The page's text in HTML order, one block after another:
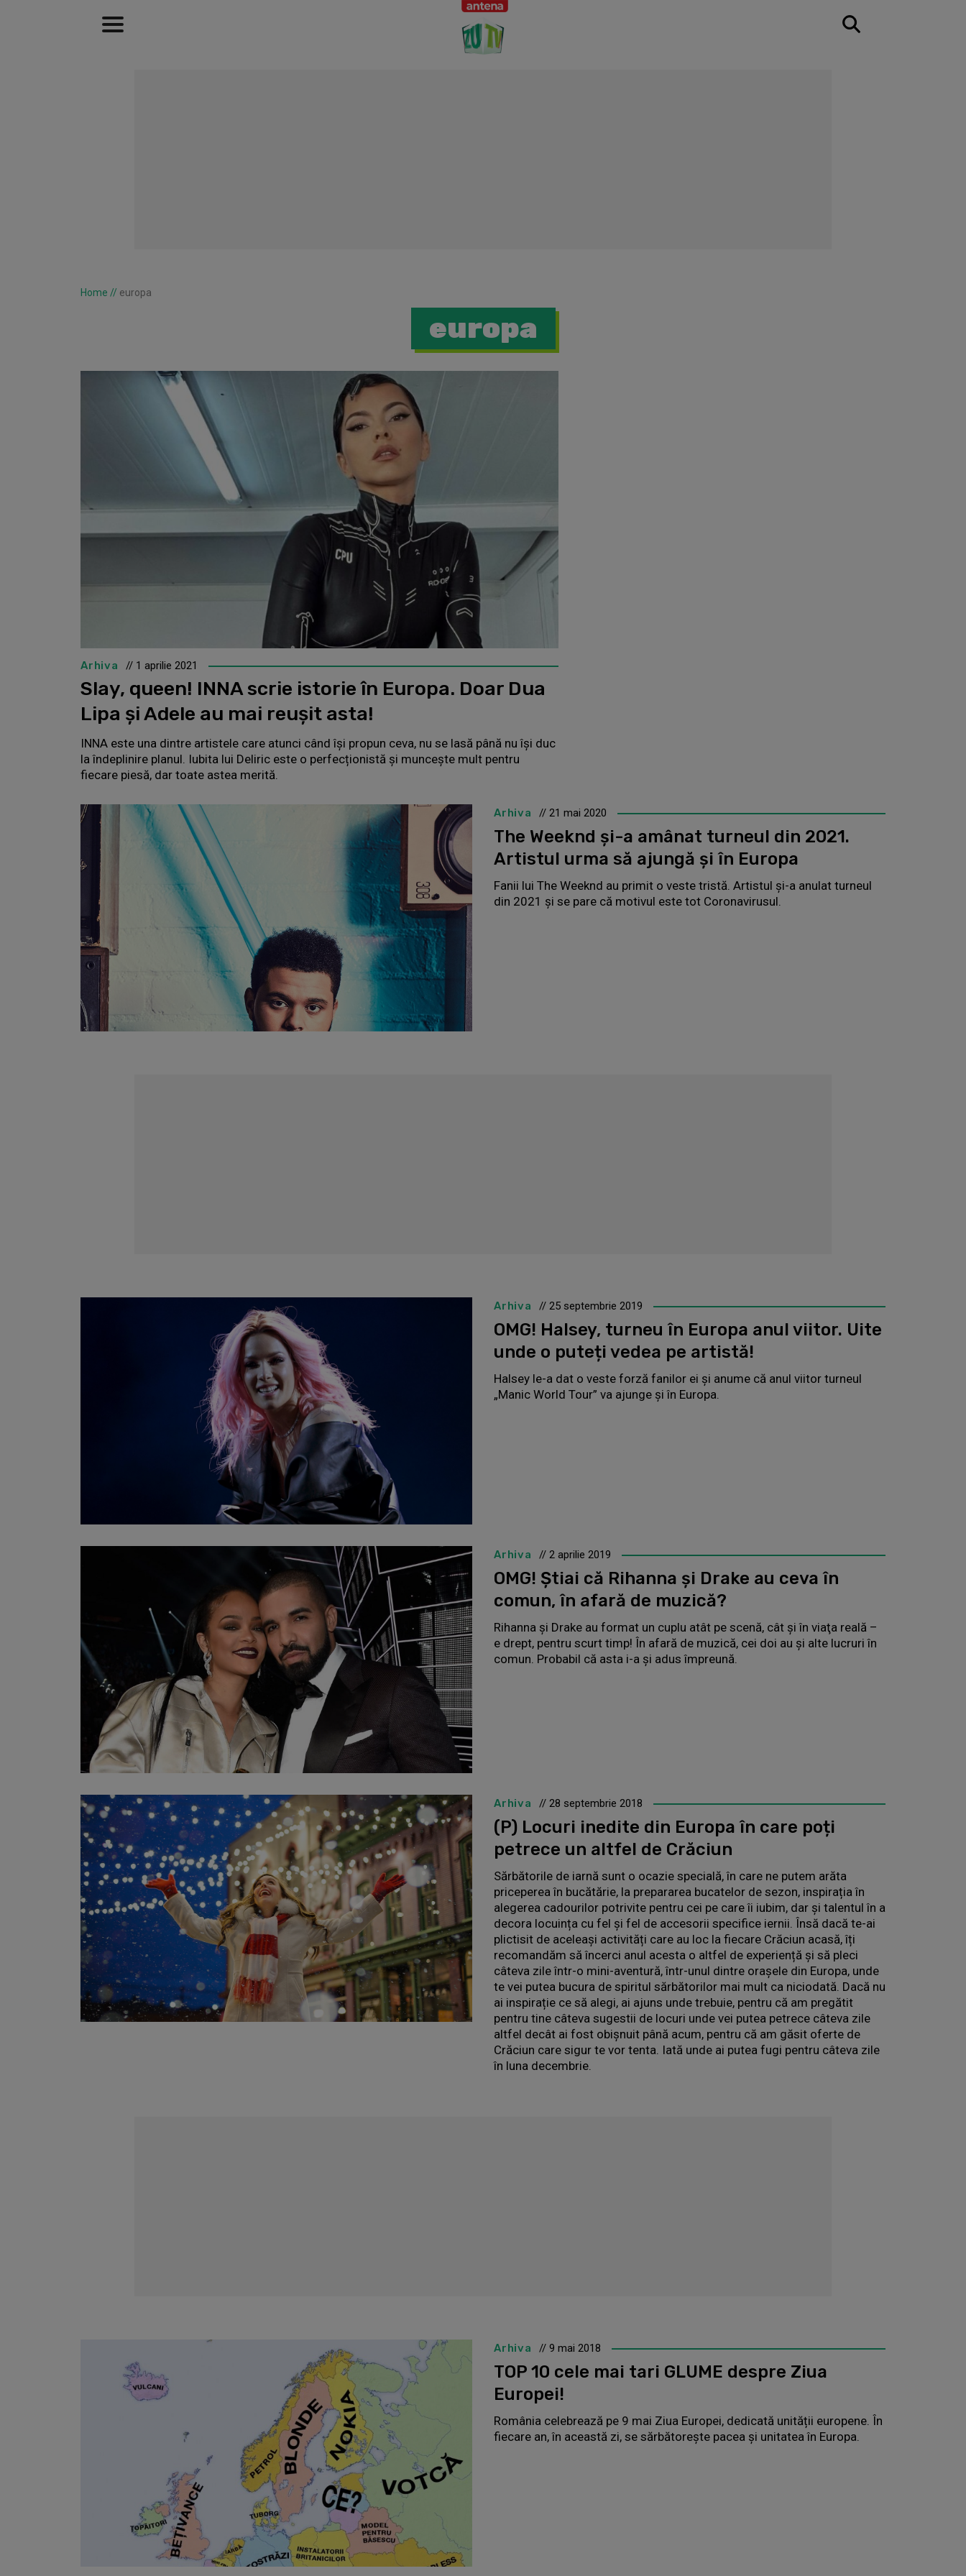
Home // europa
europa
Arhiva // 1 aprilie 2021
Slay, queen! INNA scrie istorie în Europa. Doar Dua
Lipa și Adele au mai reușit asta!
INNA este una dintre artistele care atunci când își propun ceva, nu se lasă până nu își duc
la îndeplinire planul. Iubita lui Deliric este o perfecționistă și muncește mult pentru
fiecare piesă, dar toate astea merită.
Arhiva // 21 mai 2020
The Weeknd și-a amânat turneul din 2021.
Artistul urma să ajungă și în Europa
Fanii lui The Weeknd au primit o veste tristă. Artistul și-a anulat turneul
din 2021 și se pare că motivul este tot Coronavirusul.
Arhiva // 25 septembrie 2019
OMG! Halsey, turneu în Europa anul viitor. Uite
unde o puteți vedea pe artistă!
Halsey le-a dat o veste forză fanilor ei și anume că anul viitor turneul
„Manic World Tour” va ajunge și în Europa.
Arhiva // 2 aprilie 2019
OMG! Știai că Rihanna și Drake au ceva în
comun, în afară de muzică?
Rihanna şi Drake au format un cuplu atât pe scenă, cât şi în viaţa reală –
e drept, pentru scurt timp! În afară de muzică, cei doi au și alte lucruri în
comun. Probabil că asta i-a și adus împreună.
Arhiva // 28 septembrie 2018
(P) Locuri inedite din Europa în care poți
petrece un altfel de Crăciun
Sărbătorile de iarnă sunt o ocazie specială, în care ne putem arăta
priceperea în bucătărie, la prepararea bucatelor de sezon, inspirația în
alegerea cadourilor potrivite pentru cei pe care îi iubim, dar și talentul în a
decora locuința cu fel și fel de accesorii specifice iernii. Însă dacă te-ai
plictisit de aceleași activități care au loc la fiecare Crăciun acasă, îți
recomandăm să încerci anul acesta o altfel de experiență și să pleci
câteva zile într-o mini-aventură, într-unul dintre orașele din Europa, unde
te vei putea bucura de spiritul sărbătorilor mai mult ca niciodată. Dacă nu
ai inspirație ce să alegi, ai ajuns unde trebuie, pentru că am pregătit
pentru tine câteva sugestii de locuri unde vei putea petrece câteva zile
altfel decât ai fost obișnuit până acum, pentru că am găsit oferte de
Crăciun care sigur te vor tenta. Iată unde ai putea fugi pentru câteva zile
în luna decembrie.
Arhiva // 9 mai 2018
TOP 10 cele mai tari GLUME despre Ziua
Europei!
România celebrează pe 9 mai Ziua Europei, dedicată unității europene. În
fiecare an, în această zi, se sărbătoreşte pacea şi unitatea în Europa.